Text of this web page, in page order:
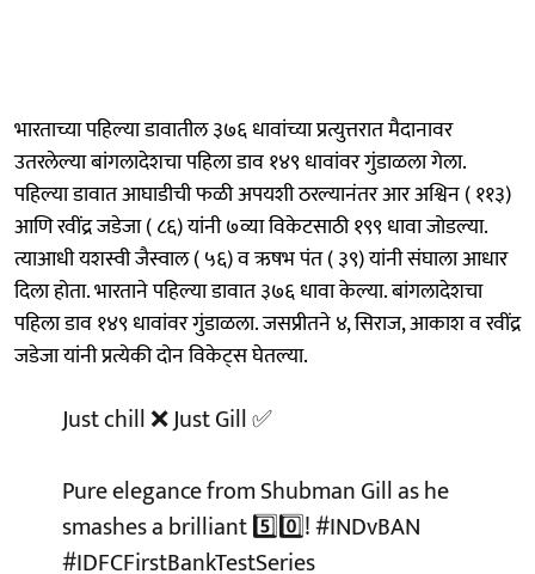
भारताच्या पहिल्या डावातील ३७६ धावांच्या प्रत्युत्तरात मैदानावर
उतरलेल्या बांगलादेशचा पहिला डाव १४९ धावांवर गुंडाळला गेला.
पहिल्या डावात आघाडीची फळी अपयशी ठरल्यानंतर आर अश्विन ( ११३)
आणि रवींद्र जडेजा ( ८६) यांनी ७व्या विकेटसाठी १९९ धावा जोडल्या.
त्याआधी यशस्वी जैस्वाल ( ५६) व ऋषभ पंत ( ३९) यांनी संघाला आधार
दिला होता. भारताने पहिल्या डावात ३७६ धावा केल्या. बांगलादेशचा
पहिला डाव १४९ धावांवर गुंडाळला. जसप्रीतने ४, सिराज, आकाश व रवींद्र
जडेजा यांनी प्रत्येकी दोन विकेट्स घेतल्या.
Just chill ❌ Just Gill ✅
Pure elegance from Shubman Gill as he
smashes a brilliant 5️⃣0️⃣!#INDvBAN
#IDFCFirstBankTestSeries